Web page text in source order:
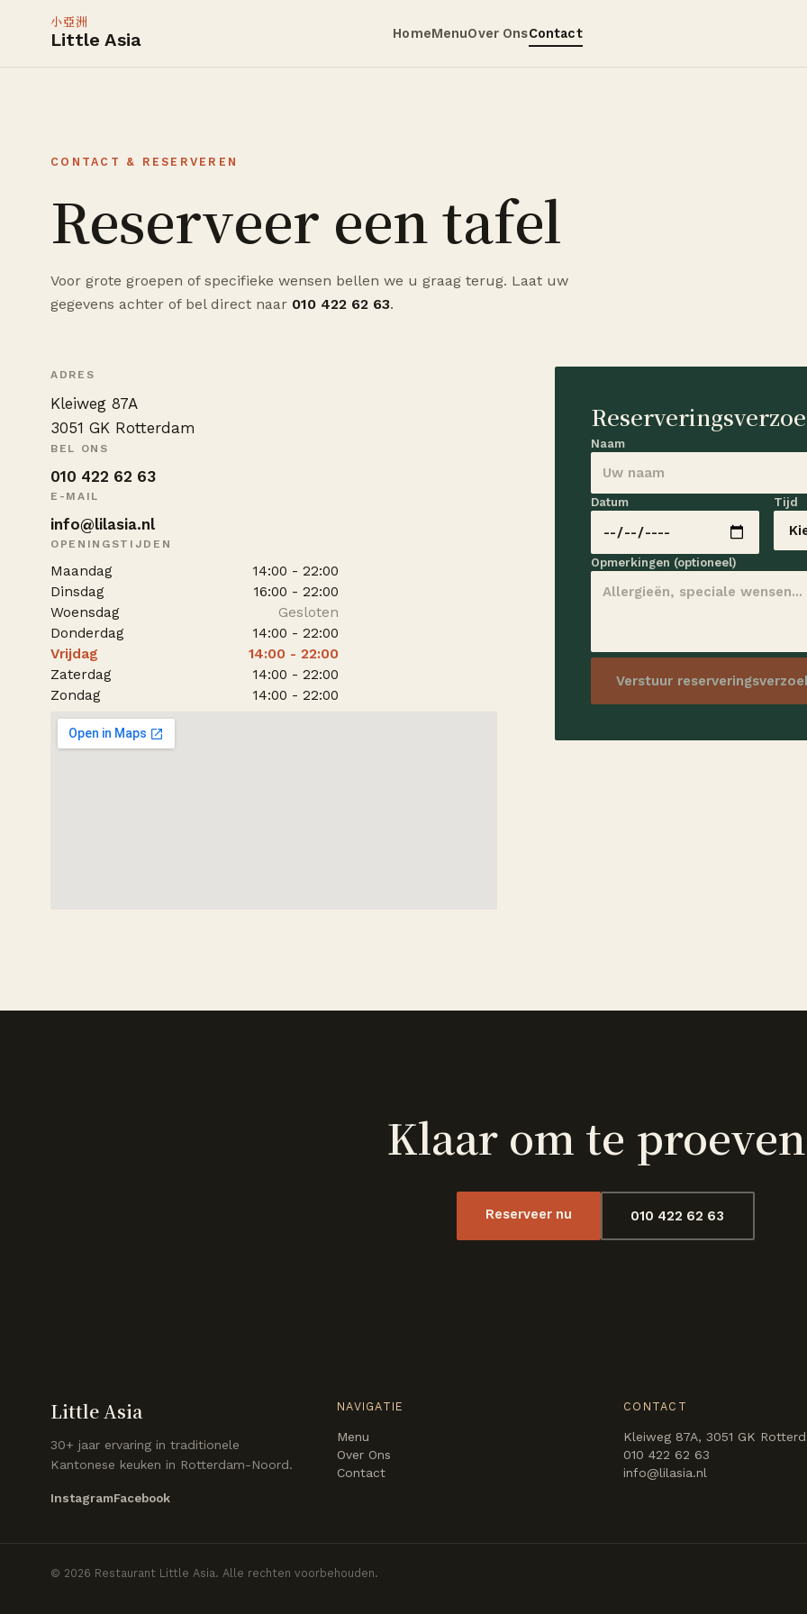
小亞洲
Little Asia HomeMenuOver OnsContact
CONTACT & RESERVEREN
Reserveer een tafel
Voor grote groepen of specifieke wensen bellen we u graag terug. Laat uw
gegevens achter of bel direct naar 010 422 62 63.
ADRES
Kleiweg 87A
3051 GK Rotterdam
BEL ONS
010 422 62 63
E-MAIL
info@lilasia.nl
OPENINGSTIJDEN
Maandag
14:00 - 22:00
Dinsdag
16:00 - 22:00
Woensdag
Gesloten
Donderdag
14:00 - 22:00
Vrijdag
14:00 - 22:00
Zaterdag
14:00 - 22:00
Zondag
14:00 - 22:00
Naam
Datum Tijd
Opmerkingen (optioneel)
Verstuur
Klaar om te
Reserveer nu 010 422 62 63
Little Asia
30+ jaar ervaring in traditionele
Kantonese keuken in Rotterdam-Noord.
InstagramFacebook
NAVIGATIE
Menu
Over Ons
Contact
CONTACT
Kleiweg 87A, 3051 GK
010 422 62 63
info@lilasia.nl
© 2026 Restaurant Little Asia. Alle rechten voorbehouden.